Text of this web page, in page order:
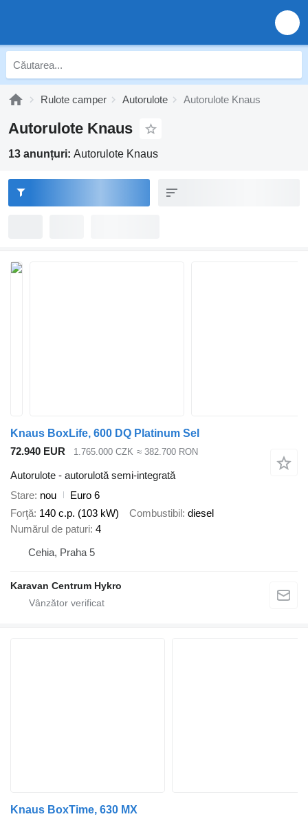
Rulote camper Autorulote Autorulote Knaus
Autorulote Knaus
13 anunțuri: Autorulote Knaus
Knaus BoxLife, 600 DQ Platinum Sel
72.940 EUR
1.765.000 CZK ≈ 382.700 RON
Autorulote - autorulotă semi-integrată
Stare nou
Euro 6
Forţă 140 c.p. (103 kW) Combustibil diesel
Numărul de paturi 4
Cehia, Praha 5
Karavan Centrum Hykro
Knaus BoxTime, 630 MX